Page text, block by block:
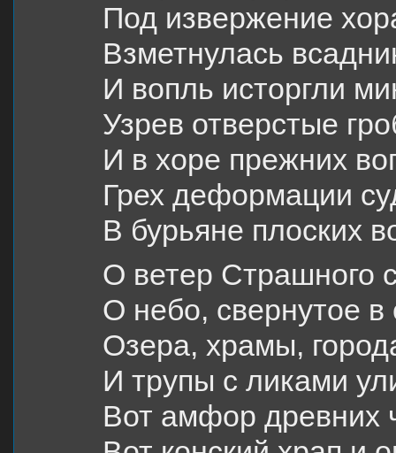
Под извержение
Взметнулась
И вопль исторгли
Узрев отверстые
И в хоре прежних
Грех деформации
В бурьяне плоских
О ветер Страшного
О небо, свернутое в
Озера, храмы,
И трупы с ликами
Вот амфор древних